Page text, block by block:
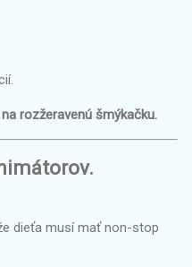
rozžeravenú šmýkačku.
dieťa musí mať non-stop